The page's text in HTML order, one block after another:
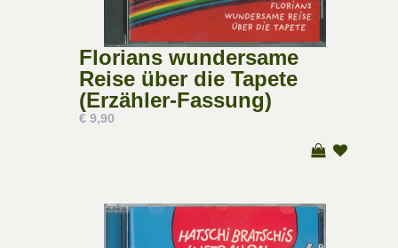
Florians wundersame
Reise über die Tapete
(Erzähler-Fassung)
€ 9,90